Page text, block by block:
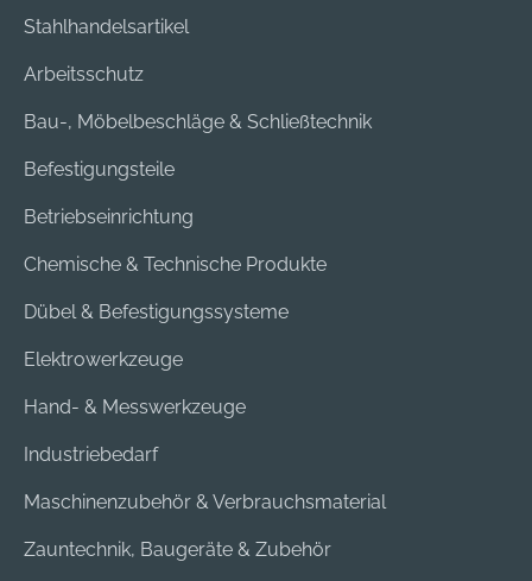
Stahlhandelsartikel
Arbeitsschutz
Bau-, Möbelbeschläge & Schließtechnik
Befestigungsteile
Betriebseinrichtung
Chemische & Technische Produkte
Dübel & Befestigungssysteme
Elektrowerkzeuge
Hand- & Messwerkzeuge
Industriebedarf
Maschinenzubehör & Verbrauchsmaterial
Zauntechnik, Baugeräte & Zubehör